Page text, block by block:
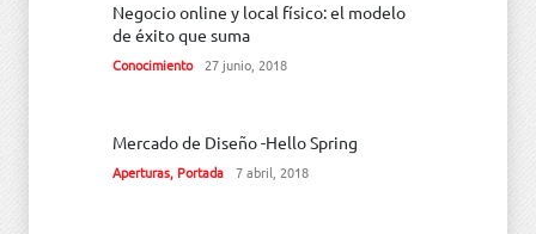
Negocio online y local físico: el modelo
de éxito que suma
Conocimiento 27 junio, 2018
Mercado de Diseño -Hello Spring
Aperturas, Portada 7 abril, 2018